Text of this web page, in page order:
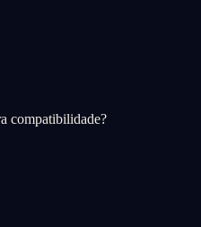
compatibilidade?